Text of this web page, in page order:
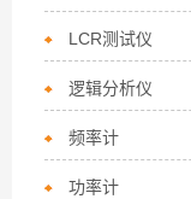
LCR测试仪
逻辑分析仪
频率计
功率计